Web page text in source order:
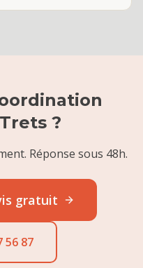
Trets?
Réponse sous 48h.
gratuit
56 87